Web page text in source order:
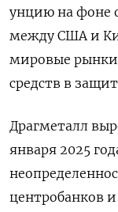
унцию на фоне
между США и
мировые рынки
средств в
Драгметалл
января 2025
центробанков